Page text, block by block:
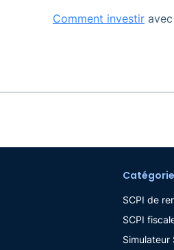
Comment investir
SCPI de
SCPI
Simulateur